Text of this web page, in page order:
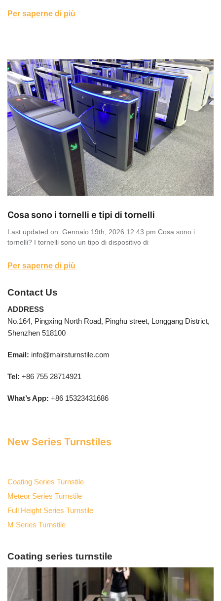
Per saperne di più
Cosa sono i tornelli e tipi di tornelli
Last updated on: Gennaio 19th, 2026 12:43 pm Cosa sono i
tornelli? I tornelli sono un tipo di dispositivo di
Per saperne di più
Contact Us
ADDRESS
No.164, Pingxing North Road, Pinghu street, Longgang District,
Shenzhen 518100
Email: info@mairsturnstile.com
Tel: +86 755 28714921
What’s App: +86 15323431686
New Series Turnstiles
Coating Series Turnstile
Meteor Series Turnstile
Full Height Series Turnstile
M Series Turnstile
Coating series turnstile